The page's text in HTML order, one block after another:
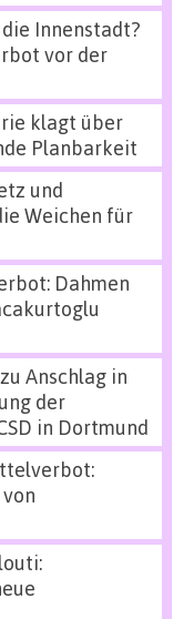
Innenstadt?
vor der
klagt über
Planbarkeit
und
Weichen für
Dahmen
zu Anschlag in
der
in Dortmund